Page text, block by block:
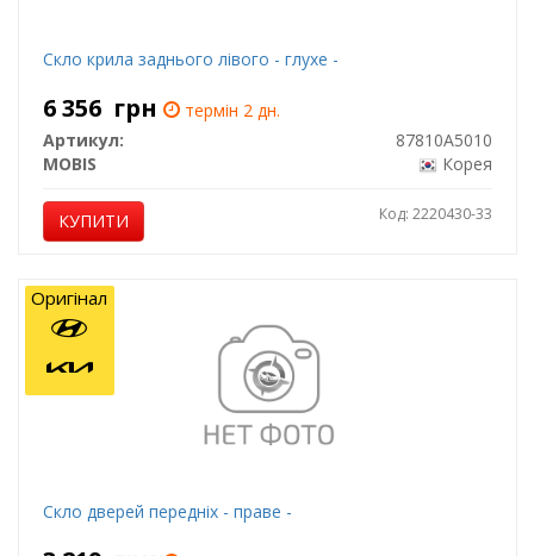
Скло крила заднього лівого - глухе -
6 356 грн
термін 2 дн.
Артикул:
87810A5010
MOBIS
Корея
КУПИТИ Код: 2220430-33
Скло дверей передніх - праве -
Оригінал